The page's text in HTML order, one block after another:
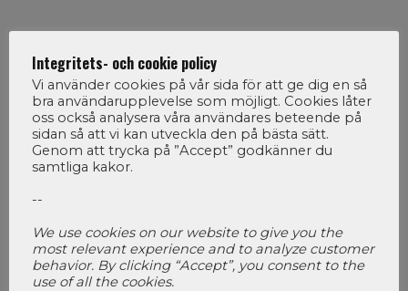
Program
09
OKT 2009
Fördjupningsdagen är färdig!
Socionomdagarnas fördjupningsdag är färdig! Den
är separat bokningsbar och går av stapeln den 15
april 2010. Att leda utvecklings- och…
Integritets- och cookie policy
Vi använder cookies på vår sida för att ge dig en så
bra användarupplevelse som möjligt. Cookies låter
oss också analysera våra användares beteende på
sidan så att vi kan utveckla den på bästa sätt.
Genom att trycka på ”Accept” godkänner du
samtliga kakor.
--
We use cookies on our website to give you the
most relevant experience and to analyze customer
behavior. By clicking “Accept”, you consent to the
use of all the cookies.